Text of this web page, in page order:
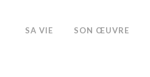
SA VIE SON ŒUVRE